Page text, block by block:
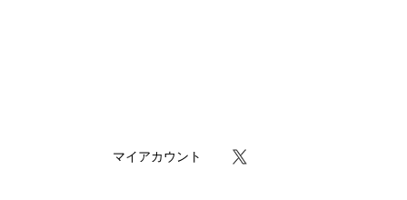
マイアカウント